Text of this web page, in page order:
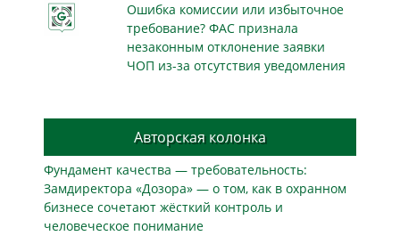
Ошибка комиссии или избыточное
требование? ФАС признала
незаконным отклонение заявки
ЧОП из-за отсутствия уведомления
Авторская колонка
Фундамент качества — требовательность:
Замдиректора «Дозора» — о том, как в охранном
бизнесe сочетают жёсткий контроль и
человеческое понимание